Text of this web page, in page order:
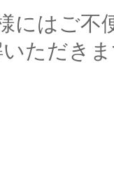
にはご不
ただき